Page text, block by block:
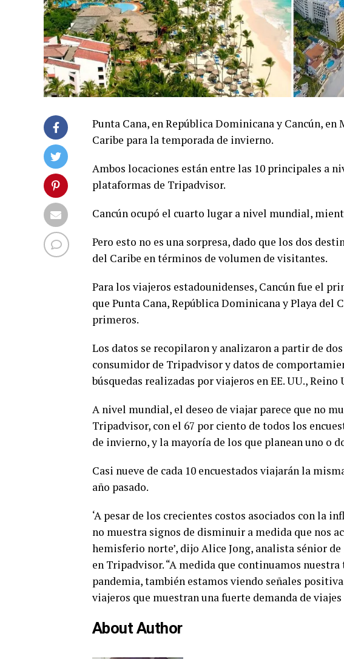
Punta Cana, en República Dominicana y Cancún,
Caribe para la temporada de invierno.
Ambos locaciones están entre las 10 principales a
plataformas de Tripadvisor.
Cancún ocupó el cuarto lugar a nivel mundial,
Pero esto no es una sorpresa, dado que los dos
del Caribe en términos de volumen de visitantes.
Para los viajeros estadounidenses, Cancún fue el
que Punta Cana, República Dominicana y Playa del
primeros.
Los datos se recopilaron y analizaron a partir de
consumidor de Tripadvisor y datos de
búsquedas realizadas por viajeros en EE. UU.,
A nivel mundial, el deseo de viajar parece que no
Tripadvisor, con el 67 por ciento de todos los
de invierno, y la mayoría de los que planean uno o
Casi nueve de cada 10 encuestados viajarán la
año pasado.
‘A pesar de los crecientes costos asociados con la
no muestra signos de disminuir a medida que nos
hemisferio norte’, dijo Alice Jong, analista sénior
en Tripadvisor. “A medida que continuamos
pandemia, también estamos viendo señales
viajeros que muestran una fuerte demanda de
About Author